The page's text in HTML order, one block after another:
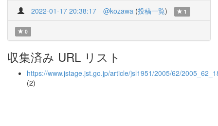
2022-01-17 20:38:17 @kozawa (投稿一覧) 1
0
収集済み URL リスト
https://www.jstage.jst.go.jp/article/jsl1951/2005/62/
(2)